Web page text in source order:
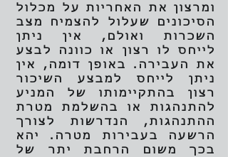
ומרצון את האחריות על מכלול
הסיכונים שעלול להצמיח מצב
השכרות ואולם, אין ניתן
לייחס לו רצון או כוונה לבצע
את העבירה. באופן דומה, אין
ניתן לייחס למבצע השיכור
רצון בהתקיימותו של המניע
להתנהגות או בהשלמת מטרת
ההתנהגות, הנדרשות לצורך
הרשעה בעבירות מטרה. יהא
בכך משום הרחבת יתר של